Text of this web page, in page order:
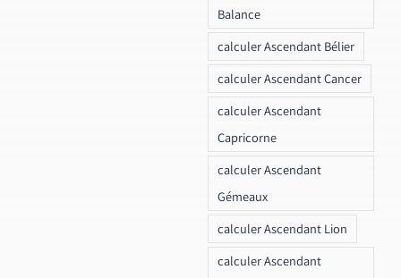
Balance
calculer Ascendant Bélier
calculer Ascendant Cancer
calculer Ascendant
Capricorne
calculer Ascendant
Gémeaux
calculer Ascendant Lion
calculer Ascendant